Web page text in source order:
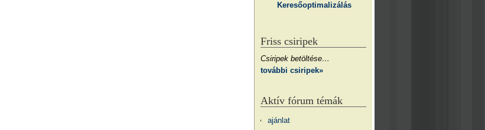
Keresőoptimalizálás
Friss csiripek
Csiripek betöltése…
további csiripek»
Aktív fórum témák
ajánlat